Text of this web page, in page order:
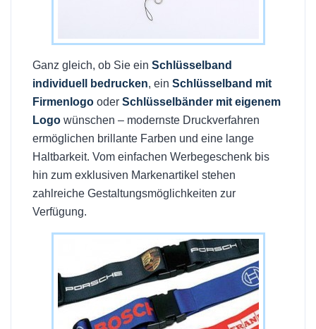
Ganz gleich, ob Sie ein Schlüsselband
individuell bedrucken, ein Schlüsselband mit
Firmenlogo oder Schlüsselbänder mit eigenem
Logo wünschen – modernste Druckverfahren
ermöglichen brillante Farben und eine lange
Haltbarkeit. Vom einfachen Werbegeschenk bis
hin zum exklusiven Markenartikel stehen
zahlreiche Gestaltungsmöglichkeiten zur
Verfügung.